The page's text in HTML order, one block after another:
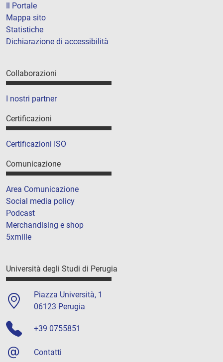
Il Portale
Mappa sito
Statistiche
Dichiarazione di accessibilità
Collaborazioni
I nostri partner
Certificazioni
Certificazioni ISO
Comunicazione
Area Comunicazione
Social media policy
Podcast
Merchandising e shop
5xmille
Università degli Studi di Perugia
Piazza Università, 1
06123 Perugia
+39 0755851
Contatti